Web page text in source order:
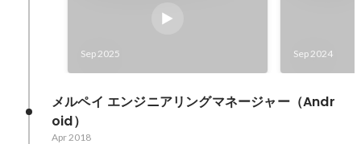
Sep 2025 Sep 2024
メルペイ エンジニアリングマネージャー（Andr
oid）
Apr 2018